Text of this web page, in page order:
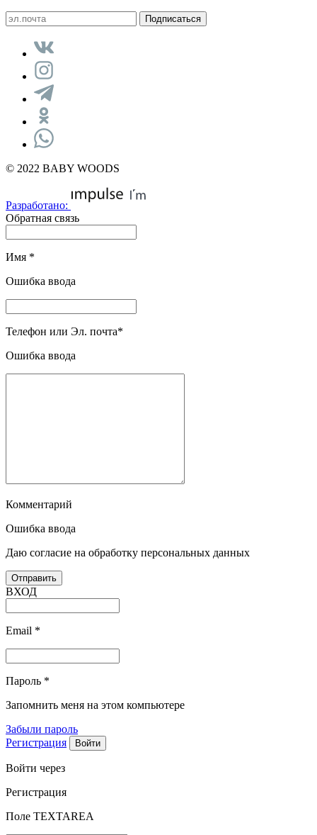
© 2022 BABY WOODS
Разработано:
Обратная связь
Имя *
Ошибка ввода
Телефон или Эл. почта*
Ошибка ввода
Комментарий
Ошибка ввода
Даю согласие на обработку персональных данных
ВХОД
Email *
Пароль *
Запомнить меня на этом компьютере
Забыли пароль
Регистрация
Войти через
Регистрация
Поле TEXTAREA